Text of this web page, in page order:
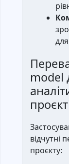
для
model
відчутні
проєкту: